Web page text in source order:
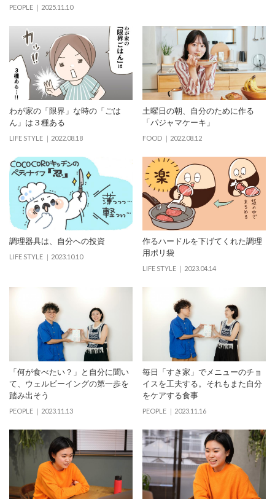
PEOPLE 2025.11.10
わが家の「限界」な時の「ごは
ん」は３種ある
LIFE STYLE 2022.08.18
土曜日の朝、自分のために作る
「パジャマケーキ」
FOOD 2022.08.12
調理器具は、自分への投資
LIFE STYLE 2023.10.10
作るハードルを下げてくれた調理
用ポリ袋
LIFE STYLE 2023.04.14
「何が食べたい？」と自分に聞い
て、ウェルビーイングの第一歩を
踏み出そう
PEOPLE 2023.11.13
毎日「すき家」でメニューのチョ
イスを工夫する。それもまた自分
をケアする食事
PEOPLE 2023.11.16